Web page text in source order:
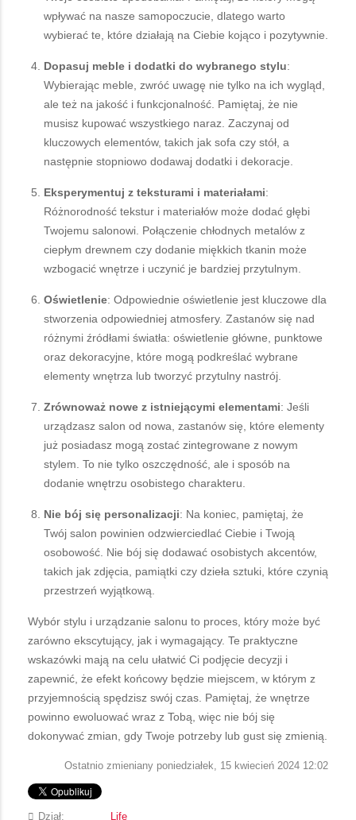
wpływać na nasze samopoczucie, dlatego warto
wybierać te, które działają na Ciebie kojąco i pozytywnie.
Dopasuj meble i dodatki do wybranego stylu:
Wybierając meble, zwróć uwagę nie tylko na ich wygląd,
ale też na jakość i funkcjonalność. Pamiętaj, że nie
musisz kupować wszystkiego naraz. Zaczynaj od
kluczowych elementów, takich jak sofa czy stół, a
następnie stopniowo dodawaj dodatki i dekoracje.
Eksperymentuj z teksturami i materiałami:
Różnorodność tekstur i materiałów może dodać głębi
Twojemu salonowi. Połączenie chłodnych metalów z
ciepłym drewnem czy dodanie miękkich tkanin może
wzbogacić wnętrze i uczynić je bardziej przytulnym.
Oświetlenie: Odpowiednie oświetlenie jest kluczowe dla
stworzenia odpowiedniej atmosfery. Zastanów się nad
różnymi źródłami światła: oświetlenie główne, punktowe
oraz dekoracyjne, które mogą podkreślać wybrane
elementy wnętrza lub tworzyć przytulny nastrój.
Zrównoważ nowe z istniejącymi elementami: Jeśli
urządzasz salon od nowa, zastanów się, które elementy
już posiadasz mogą zostać zintegrowane z nowym
stylem. To nie tylko oszczędność, ale i sposób na
dodanie wnętrzu osobistego charakteru.
Nie bój się personalizacji: Na koniec, pamiętaj, że
Twój salon powinien odzwierciedlać Ciebie i Twoją
osobowość. Nie bój się dodawać osobistych akcentów,
takich jak zdjęcia, pamiątki czy dzieła sztuki, które czynią
przestrzeń wyjątkową.
Wybór stylu i urządzanie salonu to proces, który może być
zarówno ekscytujący, jak i wymagający. Te praktyczne
wskazówki mają na celu ułatwić Ci podjęcie decyzji i
zapewnić, że efekt końcowy będzie miejscem, w którym z
przyjemnością spędzisz swój czas. Pamiętaj, że wnętrze
powinno ewoluować wraz z Tobą, więc nie bój się
dokonywać zmian, gdy Twoje potrzeby lub gust się zmienią.
Ostatnio zmieniany poniedziałek, 15 kwiecień 2024 12:02
Dział: Life